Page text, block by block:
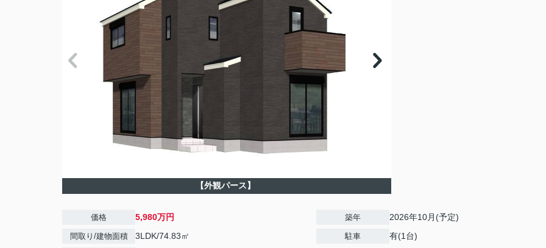
【外観パース】
価格 5,980万円
間取り/建物面積 3LDK/74.83㎡
築年 2026年10月(予定)
駐車 有(1台)